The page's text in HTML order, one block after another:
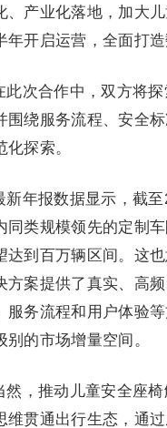
、产业化落地，加大
年开启运营，全面打
此次合作中，双方将
围绕服务流程、安全
化探索。
新年报数据显示，截
同类规模领先的定制
达到百万辆区间。这
方案提供了真实、高
服务流程和用户体验
别的市场增量空间。
然，推动儿童安全座
维贯通出行生态，通